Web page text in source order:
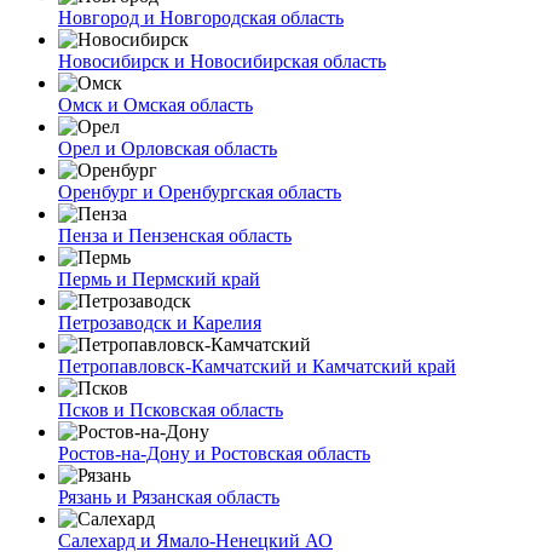
Новгород и Новгородская область
Новосибирск и Новосибирская область
Омск и Омская область
Орел и Орловская область
Оренбург и Оренбургская область
Пенза и Пензенская область
Пермь и Пермский край
Петрозаводск и Карелия
Петропавловск-Камчатский и Камчатский край
Псков и Псковская область
Ростов-на-Дону и Ростовская область
Рязань и Рязанская область
Салехард и Ямало-Ненецкий АО